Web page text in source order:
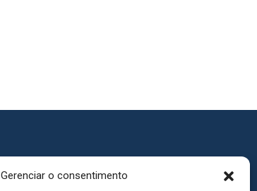
Gerenciar o consentimento